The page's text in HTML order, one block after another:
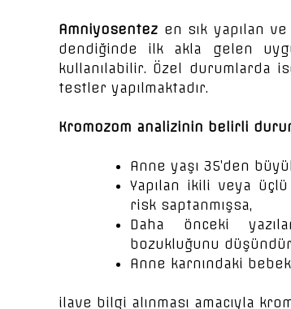
Amniyosentez en sık yapılan
dendiğinde ilk akla gelen
kullanılabilir. Özel durumlarda
testler yapılmaktadır.
Kromozom analizinin belirli
Anne yaşı 35’den
Yapılan ikili veya
risk saptanmışsa,
Daha önceki
bozukluğunu
Anne karnındaki
ilave bilgi alınması amacıyla